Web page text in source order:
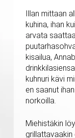
Illan mittaan
kuhina, ihan
arvata
kisailua,
kuhnuri kävi
en saanut
norkoilla.
Miehistäkin